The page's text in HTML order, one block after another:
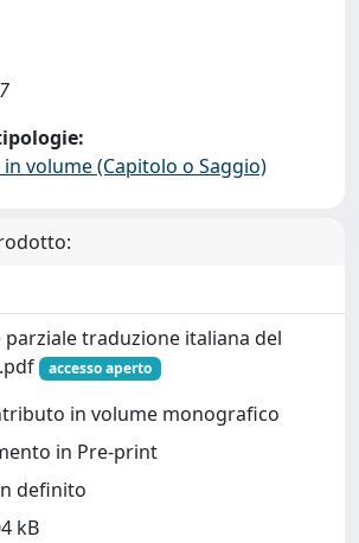
volume (Capitolo o Saggio)
parziale traduzione italiana del
accesso aperto
in volume monografico
in Pre-print
definito
kB